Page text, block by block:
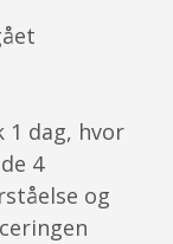
dag, hvor
4
og